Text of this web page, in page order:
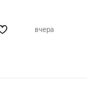
вчера